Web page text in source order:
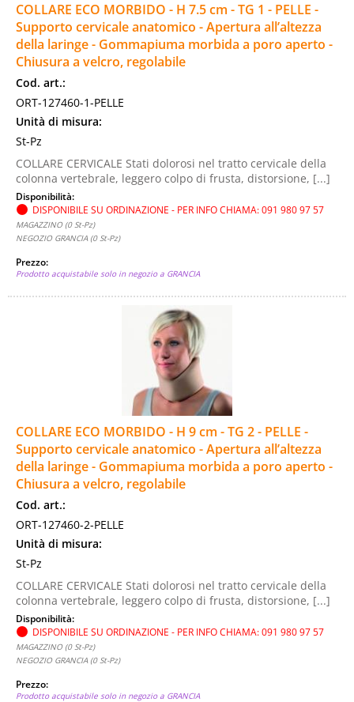
COLLARE ECO MORBIDO - H 7.5 cm - TG 1 - PELLE -
Supporto cervicale anatomico - Apertura all’altezza
della laringe - Gommapiuma morbida a poro aperto -
Chiusura a velcro, regolabile
Cod. art.:
ORT-127460-1-PELLE
Unità di misura:
St-Pz
COLLARE CERVICALE Stati dolorosi nel tratto cervicale della
colonna vertebrale, leggero colpo di frusta, distorsione, [...]
Disponibilità:
DISPONIBILE SU ORDINAZIONE - PER INFO CHIAMA: 091 980 97 57
MAGAZZINO (0 St-Pz)
NEGOZIO GRANCIA (0 St-Pz)
Prezzo:
Prodotto acquistabile solo in negozio a GRANCIA
COLLARE ECO MORBIDO - H 9 cm - TG 2 - PELLE -
Supporto cervicale anatomico - Apertura all’altezza
della laringe - Gommapiuma morbida a poro aperto -
Chiusura a velcro, regolabile
Cod. art.:
ORT-127460-2-PELLE
Unità di misura:
St-Pz
COLLARE CERVICALE Stati dolorosi nel tratto cervicale della
colonna vertebrale, leggero colpo di frusta, distorsione, [...]
Disponibilità:
DISPONIBILE SU ORDINAZIONE - PER INFO CHIAMA: 091 980 97 57
MAGAZZINO (0 St-Pz)
NEGOZIO GRANCIA (0 St-Pz)
Prezzo:
Prodotto acquistabile solo in negozio a GRANCIA